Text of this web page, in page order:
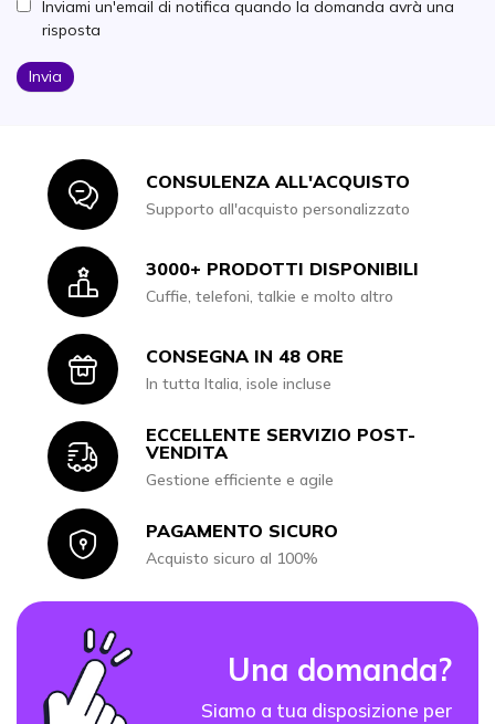
Inviami un'email di notifica quando la domanda avrà una
risposta
Invia
IconCONSULENZA ALL'ACQUISTO
Supporto all'acquisto personalizzato
Icon3000+ PRODOTTI DISPONIBILI
Cuffie, telefoni, talkie e molto altro
IconCONSEGNA IN 48 ORE
In tutta Italia, isole incluse
Icon
ECCELLENTE SERVIZIO POST-
VENDITA
Gestione efficiente e agile
IconPAGAMENTO SICURO
Acquisto sicuro al 100%
Una domanda?
Siamo a tua disposizione per